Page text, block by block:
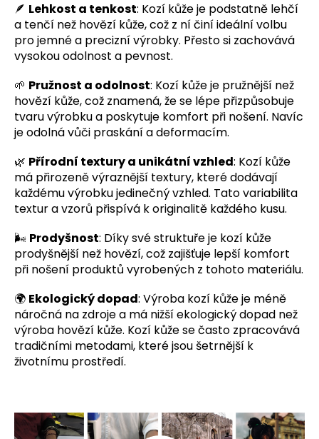
🪶 Lehkost a tenkost: Kozí kůže je podstatně lehčí
a tenčí než hovězí kůže, což z ní činí ideální volbu
pro jemné a precizní výrobky. Přesto si zachovává
vysokou odolnost a pevnost.
🌱 Pružnost a odolnost: Kozí kůže je pružnější než
hovězí kůže, což znamená, že se lépe přizpůsobuje
tvaru výrobku a poskytuje komfort při nošení. Navíc
je odolná vůči praskání a deformacím.
🌿 Přírodní textury a unikátní vzhled: Kozí kůže
má přirozeně výraznější textury, které dodávají
každému výrobku jedinečný vzhled. Tato variabilita
textur a vzorů přispívá k originalitě každého kusu.
🌬️ Prodyšnost: Díky své struktuře je kozí kůže
prodyšnější než hovězí, což zajišťuje lepší komfort
při nošení produktů vyrobených z tohoto materiálu.
🌍 Ekologický dopad: Výroba kozí kůže je méně
náročná na zdroje a má nižší ekologický dopad než
výroba hovězí kůže. Kozí kůže se často zpracovává
tradičními metodami, které jsou šetrnější k
životnímu prostředí.